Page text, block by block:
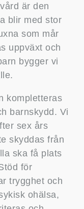
är den
blir med stor
som mår
uppväxt och
bygger vi
kompletteras
barnskydd. Vi
sex års
skyddas från
ska få plats
för
trygghet och
ohälsa,